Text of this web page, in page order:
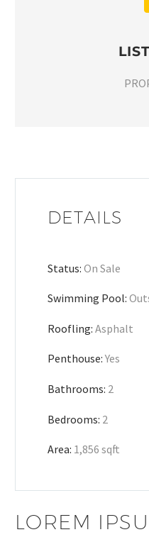
DETAILS
Status: On Sale
Swimming Pool:
Roofling: Asphalt
Penthouse: Yes
Bathrooms: 2
Bedrooms: 2
Area: 1,856 sqft
LOREM